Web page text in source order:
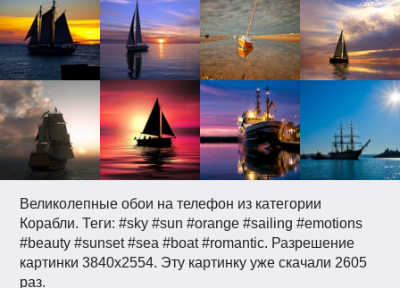
Великолепные обои на телефон из категории
Корабли. Теги: #sky #sun #orange #sailing #emotions
#beauty #sunset #sea #boat #romantic. Разрешение
картинки 3840x2554. Эту картинку уже скачали 2605
раз.